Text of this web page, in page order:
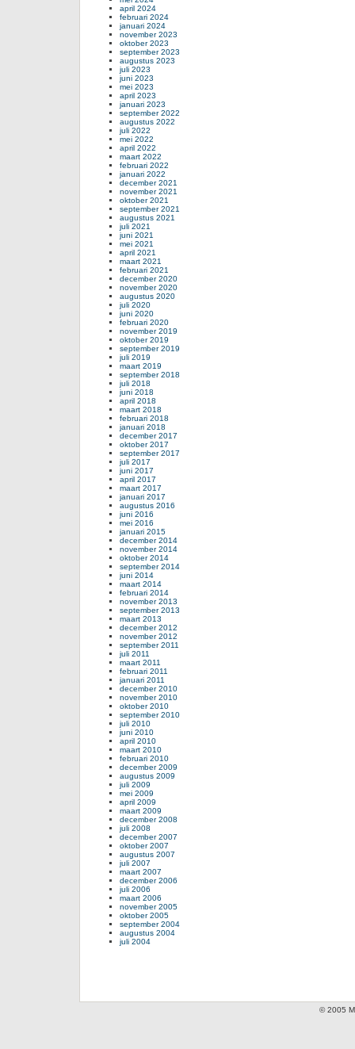
april 2024
februari 2024
januari 2024
november 2023
oktober 2023
september 2023
augustus 2023
juli 2023
juni 2023
mei 2023
april 2023
januari 2023
september 2022
augustus 2022
juli 2022
mei 2022
april 2022
maart 2022
februari 2022
januari 2022
december 2021
november 2021
oktober 2021
september 2021
augustus 2021
juli 2021
juni 2021
mei 2021
april 2021
maart 2021
februari 2021
december 2020
november 2020
augustus 2020
juli 2020
juni 2020
februari 2020
november 2019
oktober 2019
september 2019
juli 2019
maart 2019
september 2018
juli 2018
juni 2018
april 2018
maart 2018
februari 2018
januari 2018
december 2017
oktober 2017
september 2017
juli 2017
juni 2017
april 2017
maart 2017
januari 2017
augustus 2016
juni 2016
mei 2016
januari 2015
december 2014
november 2014
oktober 2014
september 2014
juni 2014
maart 2014
februari 2014
november 2013
september 2013
maart 2013
december 2012
november 2012
september 2011
juli 2011
maart 2011
februari 2011
januari 2011
december 2010
november 2010
oktober 2010
september 2010
juli 2010
juni 2010
april 2010
maart 2010
februari 2010
december 2009
augustus 2009
juli 2009
mei 2009
april 2009
maart 2009
december 2008
juli 2008
december 2007
oktober 2007
augustus 2007
juli 2007
maart 2007
december 2006
juli 2006
maart 2006
november 2005
oktober 2005
september 2004
augustus 2004
juli 2004
© 2005